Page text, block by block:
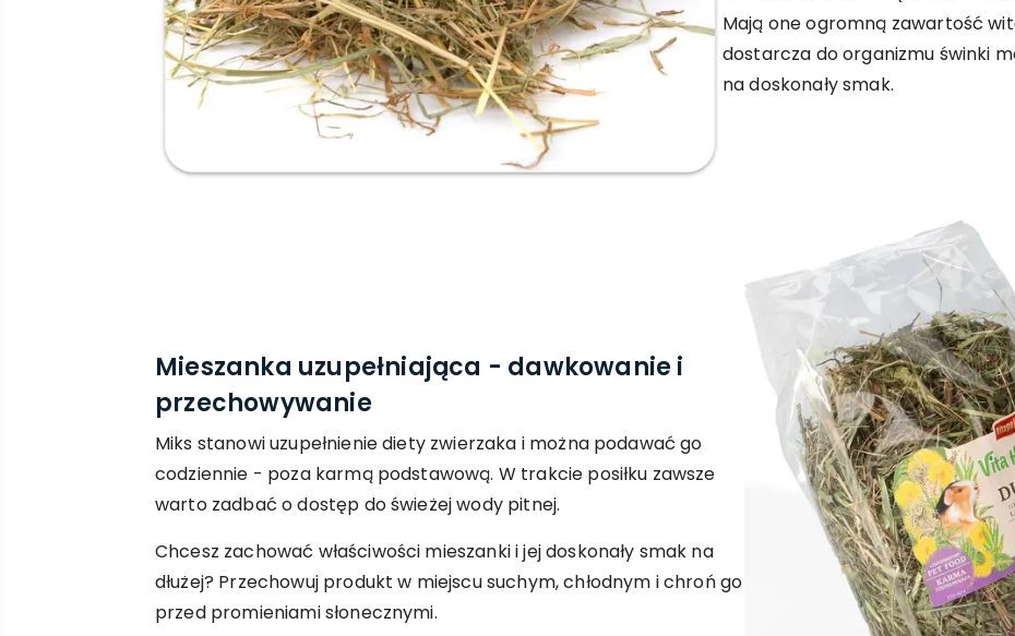
Mają one ogromną zawartość
dostarcza do organizmu świnki
na doskonały smak.
Mieszanka uzupełniająca - dawkowanie i
przechowywanie
Miks stanowi uzupełnienie diety zwierzaka i można podawać go
codziennie - poza karmą podstawową. W trakcie posiłku zawsze
warto zadbać o dostęp do świeżej wody pitnej.
Chcesz zachować właściwości mieszanki i jej doskonały smak na
dłużej? Przechowuj produkt w miejscu suchym, chłodnym i chroń go
przed promieniami słonecznymi.